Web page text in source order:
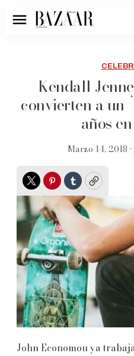
Menú
Kendall
convierten a un
años
Marzo 14, 2018 •
TwitterPinterest
TumblrCopy
John Economou ya